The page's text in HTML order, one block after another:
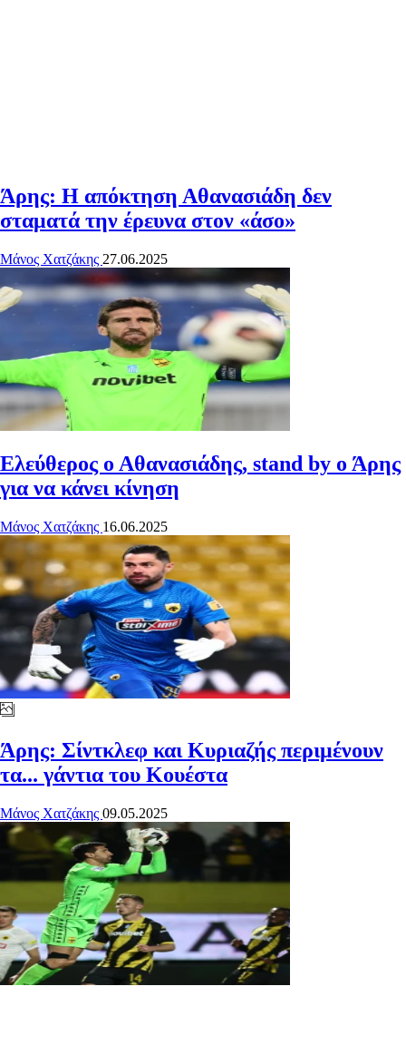
Άρης: Η απόκτηση Αθανασιάδη δεν
σταματά την έρευνα στον «άσο»
Μάνος Χατζάκης 27.06.2025
Ελεύθερος ο Αθανασιάδης, stand by ο Άρης
για να κάνει κίνηση
Μάνος Χατζάκης 16.06.2025
Άρης: Σίντκλεφ και Κυριαζής περιμένουν
τα... γάντια του Κουέστα
Μάνος Χατζάκης 09.05.2025